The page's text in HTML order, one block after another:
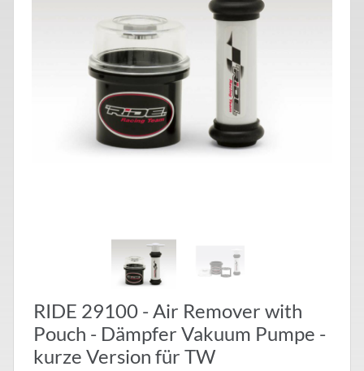
RIDE 29100 - Air Remover with
Pouch - Dämpfer Vakuum Pumpe -
kurze Version für TW